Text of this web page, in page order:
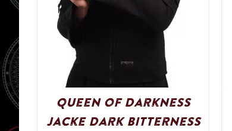
Queen of Darkness
Jacke Dark Bitterness